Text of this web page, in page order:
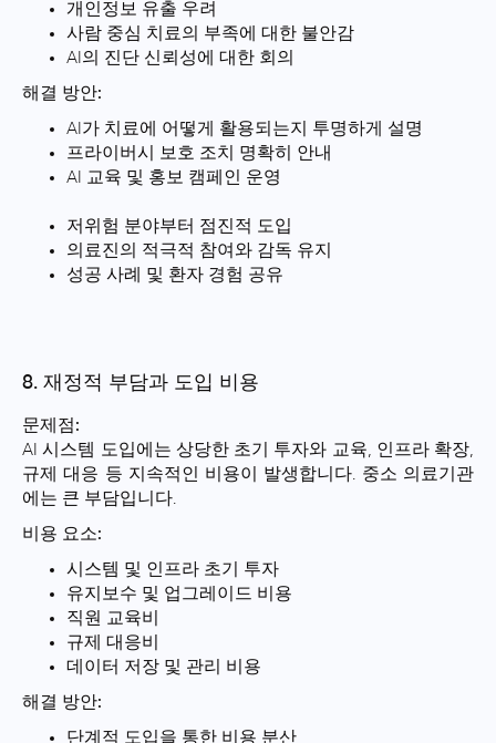
개인정보 유출 우려
사람 중심 치료의 부족에 대한 불안감
AI의 진단 신뢰성에 대한 회의
해결 방안:
AI가 치료에 어떻게 활용되는지 투명하게 설명
프라이버시 보호 조치 명확히 안내
AI 교육 및 홍보 캠페인 운영
저위험 분야부터 점진적 도입
의료진의 적극적 참여와 감독 유지
성공 사례 및 환자 경험 공유
8. 재정적 부담과 도입 비용
문제점:
AI 시스템 도입에는 상당한 초기 투자와 교육, 인프라 확장,
규제 대응 등 지속적인 비용이 발생합니다. 중소 의료기관
에는 큰 부담입니다.
비용 요소:
시스템 및 인프라 초기 투자
유지보수 및 업그레이드 비용
직원 교육비
규제 대응비
데이터 저장 및 관리 비용
해결 방안:
단계적 도입을 통한 비용 분산